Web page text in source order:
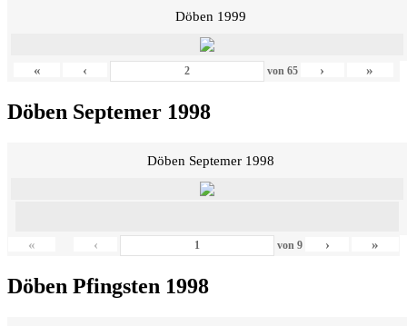
Döben 1999
« ‹ von 65 › »
Döben Septemer 1998
Döben Septemer 1998
« ‹ von9 › »
Döben Pfingsten 1998